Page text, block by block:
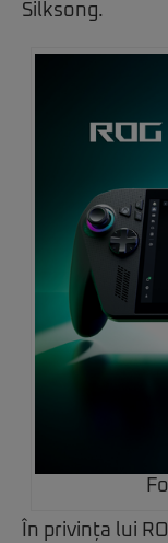
Silksong.
În privința lui